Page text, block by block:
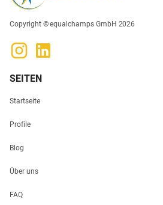
Copyright © equalchamps GmbH 2026
SEITEN
Startseite
Profile
Blog
Über uns
FAQ